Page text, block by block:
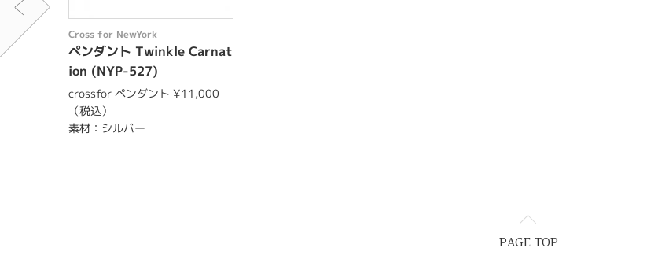
Cross for NewYork
ペンダント Twinkle Carnat
ion (NYP-527)
crossfor ペンダント ¥11,000
（税込）
素材：シルバー
PAGE TOP